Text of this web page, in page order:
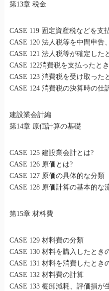
第13章 税金
CASE 119 固定資産税などを支
CASE 120 法人税等を中間申告
CASE 121 法人税等が確定した
CASE 122消費税を支払ったと
CASE 123 消費税を受け取った
CASE 124 消費税の決算時の仕
建設業会計編
第14章 原価計算の基礎
CASE 125 建設業会計とは?
CASE 126 原価とは?
CASE 127 原価の具体的な分類
CASE 128 原価計算の基本的な
第15章 材料費
CASE 129 材料費の分類
CASE 130 材料を購入したとき
CASE 131 材料を消費したとき
CASE 132 材料費の計算
CASE 133 棚卸減耗、評価損が